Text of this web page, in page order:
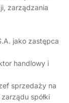
zarządzania
jako zastępca
handlowy i
sprzedaży na
spółki